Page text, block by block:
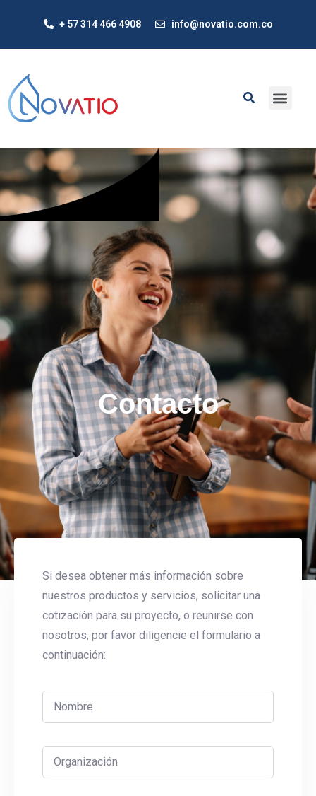
+ 57 314 466 4908 info@novatio.com.co
Contacto
Si desea obtener más información sobre
nuestros productos y servicios, solicitar una
cotización para su proyecto, o reunirse con
nosotros, por favor diligencie el formulario a
continuación: